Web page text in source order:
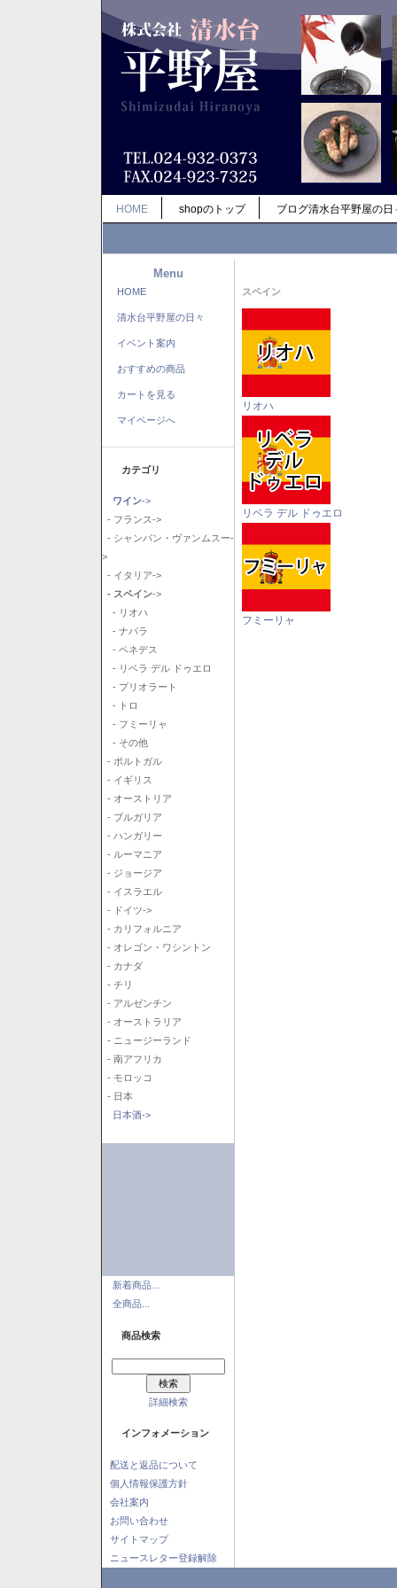
HOME shopのトップ ブログ清水台平野屋の日
Menu
HOME
清水台平野屋の日々
イベント案内
おすすめの商品
カートを見る
マイページへ
カテゴリ
ワイン->
- フランス->
- シャンパン・ヴァンムスー-
>
- イタリア->
- スペイン->
- リオハ
- ナバラ
- ペネデス
- リベラ デル ドゥエロ
- プリオラート
- トロ
- フミーリャ
- その他
- ポルトガル
- イギリス
- オーストリア
- ブルガリア
- ハンガリー
- ルーマニア
- ジョージア
- イスラエル
- ドイツ->
- カリフォルニア
- オレゴン・ワシントン
- カナダ
- チリ
- アルゼンチン
- オーストラリア
- ニュージーランド
- 南アフリカ
- モロッコ
- 日本
日本酒->
新着商品...
全商品...
商品検索
詳細検索
インフォメーション
配送と返品について
個人情報保護方針
会社案内
お問い合わせ
サイトマップ
ニュースレター登録解除
スペイン
リオハ
リベラ デル ドゥエロ
フミーリャ